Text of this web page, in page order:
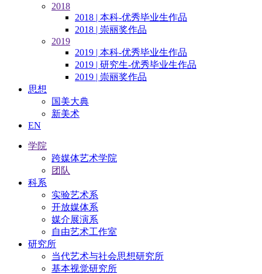
2018
2018 | 本科-优秀毕业生作品
2018 | 崇丽奖作品
2019
2019 | 本科-优秀毕业生作品
2019 | 研究生-优秀毕业生作品
2019 | 崇丽奖作品
思想
国美大典
新美术
EN
学院
跨媒体艺术学院
团队
科系
实验艺术系
开放媒体系
媒介展演系
自由艺术工作室
研究所
当代艺术与社会思想研究所
基本视觉研究所